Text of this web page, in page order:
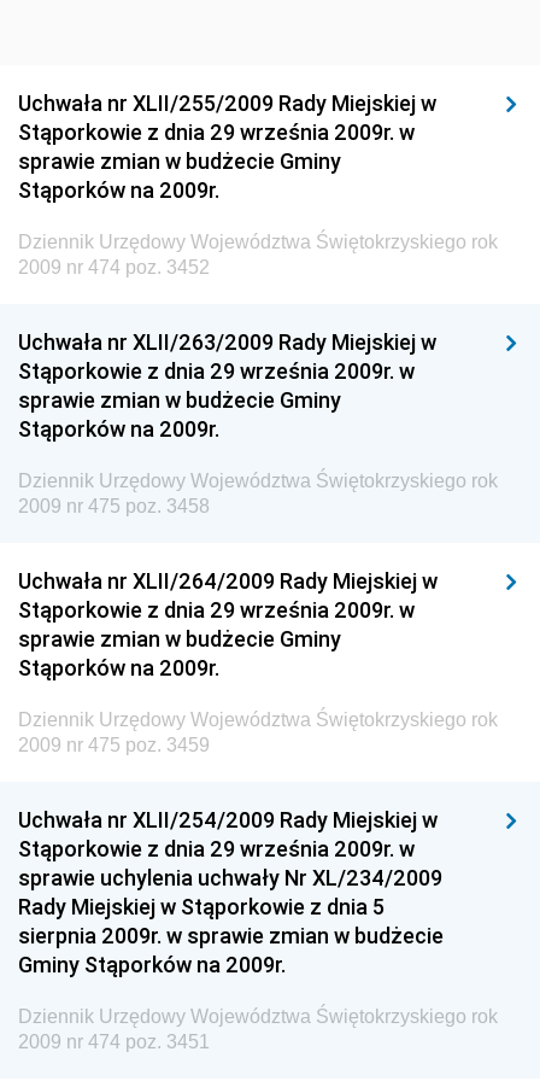
Dziennik Urzędowy Ministra Budownictwa i Przemysłu
Materiałów Budowlanych
Dziennik Urzędowy Ministra Infrastruktury i Rozwoju
Dziennik Urzędowy Głównego Inspektoratu Ochrony
Środowiska
Dziennik Urzędowy Generalnej Dyrekcji Ochrony
Dziennik Urzędowy Ministerstwa Administracji,
Gospodarki Terenowej i Ochrony Środowiska
Dziennik Urzędowy Ministerstwa Administracji i
Gospodarki Przestrzennej
Dziennik Urzędowy Unii Europejskiej, L
Dziennik Urzędowy Ministerstwa Przemysłu
Chemicznego i Lekkiego
Dziennik Urzędowy Ministerstwa Rolnictwa i
Gospodarki Żywnościowej
Dziennik Urzędowy Ministra Rodziny, Pracy i Polityki
Społecznej
Dziennik Urzędowy Ministra Rozwoju
Dziennik Urzędowy Ministra Infrastruktury i
Budownictwa
Dziennik Urzędowy Ministra Gospodarki Morskiej i
Żeglugi Śródlądowej
Dziennik Urzędowy Ministra Energii
Dziennik Urzędowy Ministra Finansów
Uchwała nr XLII/255/2009 Rady Miejskiej w
Stąporkowie z dnia 29 września 2009r. w
sprawie zmian w budżecie Gminy
Stąporków na 2009r.
Dziennik Urzędowy Województwa Świętokrzyskiego rok
2009 nr 474 poz. 3452
Uchwała nr XLII/263/2009 Rady Miejskiej w
Stąporkowie z dnia 29 września 2009r. w
sprawie zmian w budżecie Gminy
Stąporków na 2009r.
Dziennik Urzędowy Województwa Świętokrzyskiego rok
2009 nr 475 poz. 3458
Uchwała nr XLII/264/2009 Rady Miejskiej w
Stąporkowie z dnia 29 września 2009r. w
sprawie zmian w budżecie Gminy
Stąporków na 2009r.
Dziennik Urzędowy Województwa Świętokrzyskiego rok
2009 nr 475 poz. 3459
Uchwała nr XLII/254/2009 Rady Miejskiej w
Stąporkowie z dnia 29 września 2009r. w
sprawie uchylenia uchwały Nr XL/234/2009
Rady Miejskiej w Stąporkowie z dnia 5
sierpnia 2009r. w sprawie zmian w budżecie
Gminy Stąporków na 2009r.
Dziennik Urzędowy Województwa Świętokrzyskiego rok
2009 nr 474 poz. 3451